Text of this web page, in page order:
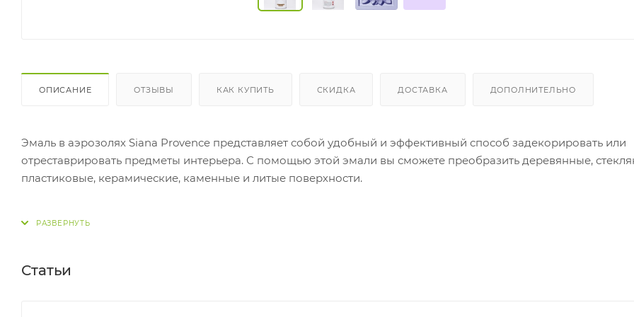
ОПИСАНИЕ ОТЗЫВЫ КАК КУПИТЬ СКИДКА ДОСТАВКА ДОПОЛНИТЕЛЬНО
Эмаль в аэрозолях Siana Provence представляет собой удобный и эффективный способ задекорировать или
отреставрировать предметы интерьера. С помощью этой эмали вы сможете преобразить деревянные,
пластиковые, керамические, каменные и литые поверхности.
Статьи